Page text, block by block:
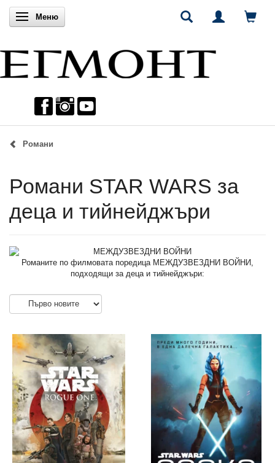
Включи навигацията
Меню
Романи
Романи STAR WARS за
деца и тийнейджъри
Романите по филмовата поредица МЕЖДУЗВЕЗДНИ ВОЙНИ,
подходящи за деца и тийнейджъри: